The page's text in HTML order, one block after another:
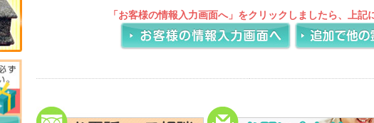
目的以外の使用を行わせないようにいたします。
個人情報の保護を図るために、また、法令その他の規範の変更に
シーを予告なく改定する事がございます。改定があった場合はホ
「兵庫墓地情報NET」では、サービスの提供にあたり、お客様の個人
「お客様の情報入力画面へ」をクリックしましたら、上記